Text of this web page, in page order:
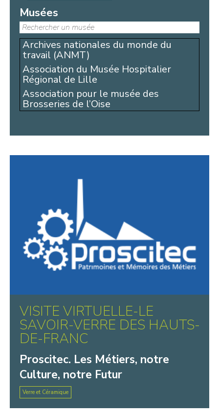
Musées
Archives nationales du monde du
travail (ANMT)
Association du Musée Hospitalier
Régional de Lille
Association pour le musée des
Brosseries de l’Oise
Fédération Régionale pour la Culture
Museam
Proscitec. Les Métiers, notre Culture,
VISITE VIRTUELLE-LE
SAVOIR-VERRE DES HAUTS-
DE-FRANC
Proscitec. Les Métiers, notre
Culture, notre Futur
Verre et Céramique